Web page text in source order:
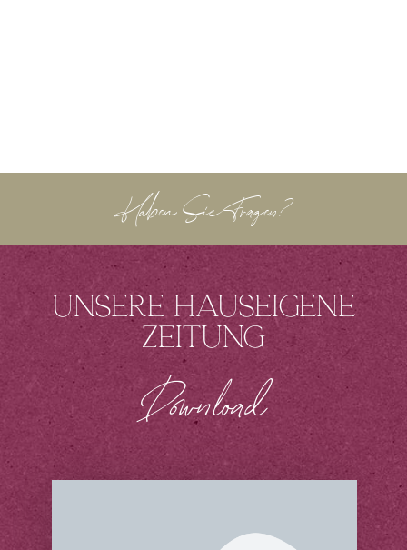
Haben Sie Fragen?
Unsere hauseigene
Zeitung
Download